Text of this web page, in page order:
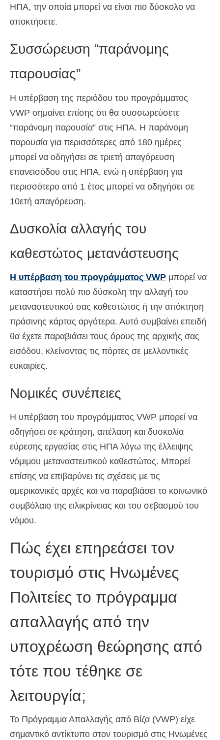
ΗΠΑ, την οποία μπορεί να είναι πιο δύσκολο να
αποκτήσετε.
Συσσώρευση “παράνομης
παρουσίας”
Η υπέρβαση της περιόδου του προγράμματος
VWP σημαίνει επίσης ότι θα συσσωρεύσετε
“παράνομη παρουσία” στις ΗΠΑ. Η παράνομη
παρουσία για περισσότερες από 180 ημέρες
μπορεί να οδηγήσει σε τριετή απαγόρευση
επανεισόδου στις ΗΠΑ, ενώ η υπέρβαση για
περισσότερο από 1 έτος μπορεί να οδηγήσει σε
10ετή απαγόρευση.
Δυσκολία αλλαγής του
καθεστώτος μετανάστευσης
Η υπέρβαση του προγράμματος VWP μπορεί να
καταστήσει πολύ πιο δύσκολη την αλλαγή του
μεταναστευτικού σας καθεστώτος ή την απόκτηση
πράσινης κάρτας αργότερα. Αυτό συμβαίνει επειδή
θα έχετε παραβιάσει τους όρους της αρχικής σας
εισόδου, κλείνοντας τις πόρτες σε μελλοντικές
ευκαιρίες.
Νομικές συνέπειες
Η υπέρβαση του προγράμματος VWP μπορεί να
οδηγήσει σε κράτηση, απέλαση και δυσκολία
εύρεσης εργασίας στις ΗΠΑ λόγω της έλλειψης
νόμιμου μεταναστευτικού καθεστώτος. Μπορεί
επίσης να επιβαρύνει τις σχέσεις με τις
αμερικανικές αρχές και να παραβιάσει το κοινωνικό
συμβόλαιο της ειλικρίνειας και του σεβασμού του
νόμου.
Πώς έχει επηρεάσει τον
τουρισμό στις Ηνωμένες
Πολιτείες το πρόγραμμα
απαλλαγής από την
υποχρέωση θεώρησης από
τότε που τέθηκε σε
λειτουργία;
Το Πρόγραμμα Απαλλαγής από Βίζα (VWP) είχε
σημαντικό αντίκτυπο στον τουρισμό στις Ηνωμένες